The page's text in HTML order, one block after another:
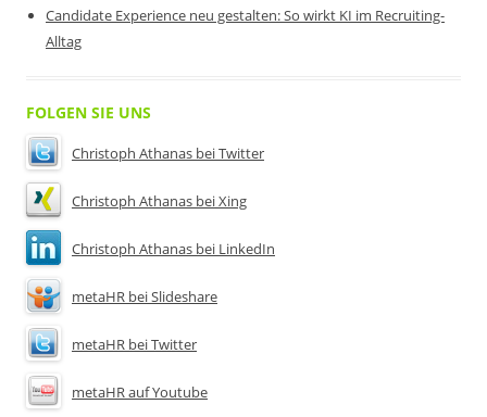
Candidate Experience neu gestalten: So wirkt KI im Recruiting-
Alltag
FOLGEN SIE UNS
Christoph Athanas bei Twitter
Christoph Athanas bei Xing
Christoph Athanas bei LinkedIn
metaHR bei Slideshare
metaHR bei Twitter
metaHR auf Youtube